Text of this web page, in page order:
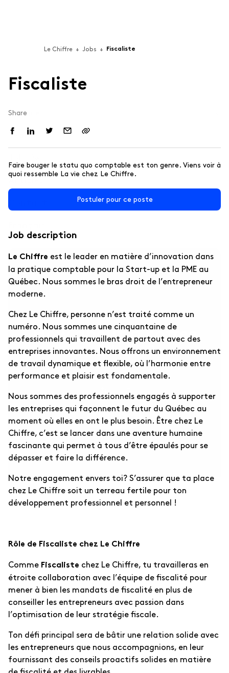
Services
For businesses building Software-as-a-Service (SaaS),
other organizations (B2B).
Other Businesses ↗
Team
How about a coffee
or a beer?
Feel free to reach out, this introduction
Contact Us
Le Chiffre + Jobs + Fiscaliste
Fiscaliste
Share
Faire bouger le statu quo comptable est ton genre. Viens voir à
quoi ressemble La vie chez Le Chiffre.
Postuler pour ce poste
Job description
Le Chiffre est le leader en matière d’innovation dans
la pratique comptable pour la Start-up et la PME au
Québec. Nous sommes le bras droit de l’entrepreneur
moderne.
Chez Le Chiffre, personne n’est traité comme un
numéro. Nous sommes une cinquantaine de
professionnels qui travaillent de partout avec des
entreprises innovantes. Nous offrons un environnement
de travail dynamique et flexible, où l’harmonie entre
performance et plaisir est fondamentale.
Nous sommes des professionnels engagés à supporter
les entreprises qui façonnent le futur du Québec au
moment où elles en ont le plus besoin. Être chez Le
Chiffre, c’est se lancer dans une aventure humaine
fascinante qui permet à tous d’être épaulés pour se
dépasser et faire la différence.
Notre engagement envers toi? S’assurer que ta place
chez Le Chiffre soit un terreau fertile pour ton
développement professionnel et personnel !
Rôle de Fiscaliste chez Le Chiffre
Comme Fiscaliste chez Le Chiffre, tu travailleras en
étroite collaboration avec l’équipe de fiscalité pour
mener à bien les mandats de fiscalité en plus de
conseiller les entrepreneurs avec passion dans
l’optimisation de leur stratégie fiscale.
Ton défi principal sera de bâtir une relation solide avec
les entrepreneurs que nous accompagnions, en leur
fournissant des conseils proactifs solides en matière